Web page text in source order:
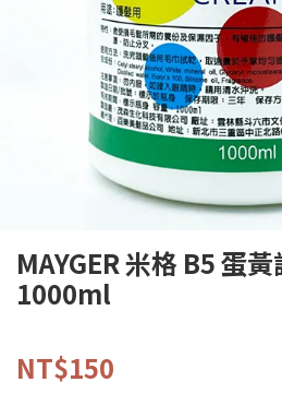
MAYGER 米格 B5 蛋
1000ml
NT$150